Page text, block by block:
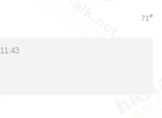
71#